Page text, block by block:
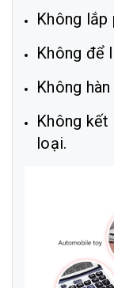
Không
Không để
Không hàn
Không
loại.